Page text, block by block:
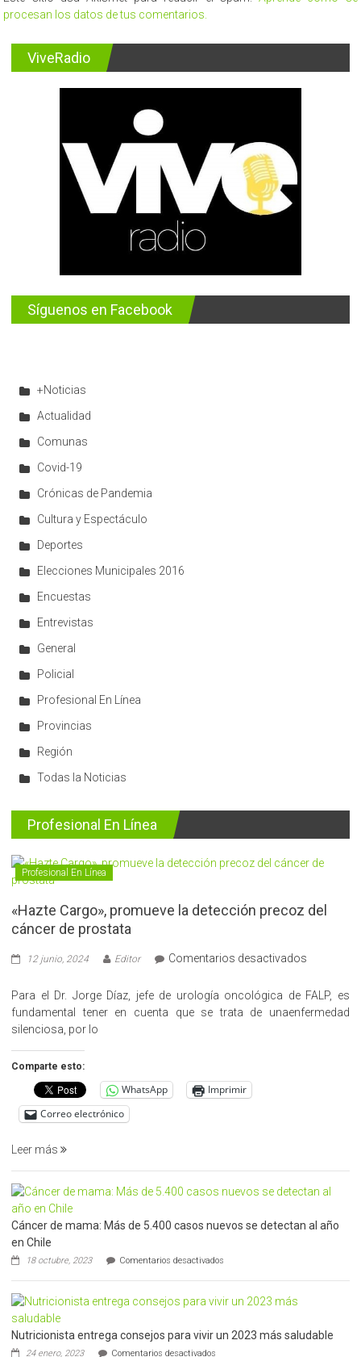
procesan los datos de tus comentarios.
ViveRadio
Síguenos en Facebook
+Noticias
Actualidad
Comunas
Covid-19
Crónicas de Pandemia
Cultura y Espectáculo
Deportes
Elecciones Municipales 2016
Encuestas
Entrevistas
General
Policial
Profesional En Línea
Provincias
Región
Todas la Noticias
Profesional En Línea
Profesional En Línea
«Hazte Cargo», promueve la detección precoz del
cáncer de prostata
12 junio, 2024 Editor Comentarios desactivados
Cargo»,
promueve
Para el Dr. Jorge Díaz, jefe de urología oncológica de FALP, es
fundamental tener en cuenta que se trata de unaenfermedad
silenciosa, por lo
Comparte esto:
WhatsApp
Imprimir
Correo electrónico
Leer más
Cáncer de mama: Más de 5.400 casos nuevos se detectan al año
en Chile
18 octubre, 2023 Comentarios desactivados
de
mama:
Más
5.400
Nutricionista entrega consejos para vivir un 2023 más saludable
24 enero, 2023 Comentarios desactivados